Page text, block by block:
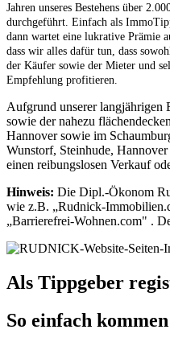
Jahren unseres Bestehens über
durchgeführt. Einfach als
dann wartet eine lukrative Prämie
dass wir alles dafür tun, dass
der Käufer sowie der Mieter und
Empfehlung profitieren.
Aufgrund unserer langjährigen
sowie der nahezu
Hannover sowie im
Wunstorf, Steinhude,
einen reibungslosen Verkauf
Hinweis: Die Dipl.-Ökonom
wie z.B. „Rudnick-
„Barrierefrei-Wohnen.com" .
Als Tippgeber
So einfach